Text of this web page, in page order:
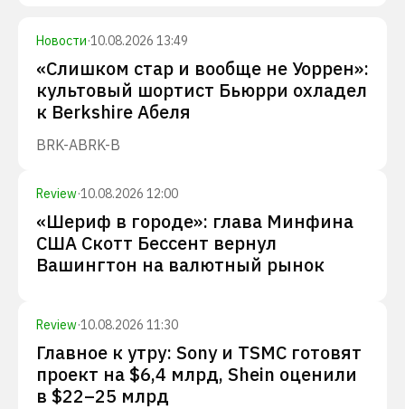
Новости·10.08.2026 13:49
«Слишком стар и вообще не Уоррен»:
культовый шортист Бьюрри охладел
к Berkshire Абеля
BRK-ABRK-B
Review·10.08.2026 12:00
«Шериф в городе»: глава Минфина
США Скотт Бессент вернул
Вашингтон на валютный рынок
Review·10.08.2026 11:30
Главное к утру: Sony и TSMC готовят
проект на $6,4 млрд, Shein оценили
в $22–25 млрд